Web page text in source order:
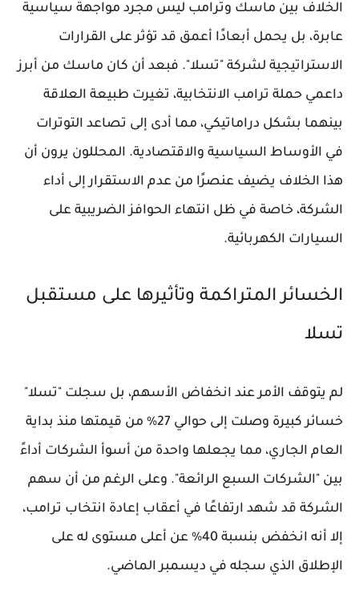
الخلاف بين ماسك وترامب ليس مجرد مواجهة سياسية
عابرة، بل يحمل أبعادًا أعمق قد تؤثر على القرارات
الاستراتيجية لشركة "تسلا". فبعد أن كان ماسك من أبرز
داعمي حملة ترامب الانتخابية، تغيرت طبيعة العلاقة
بينهما بشكل دراماتيكي، مما أدى إلى تصاعد التوترات
في الأوساط السياسية والاقتصادية. المحللون يرون أن
هذا الخلاف يضيف عنصرًا من عدم الاستقرار إلى أداء
الشركة، خاصة في ظل انتهاء الحوافز الضريبية على
السيارات الكهربائية.
الخسائر المتراكمة وتأثيرها على مستقبل
تسلا
لم يتوقف الأمر عند انخفاض الأسهم، بل سجلت "تسلا"
خسائر كبيرة وصلت إلى حوالي 27% من قيمتها منذ بداية
العام الجاري، مما يجعلها واحدة من أسوأ الشركات أداءً
بين "الشركات السبع الرائعة". وعلى الرغم من أن سهم
الشركة قد شهد ارتفاعًا في أعقاب إعادة انتخاب ترامب،
إلا أنه انخفض بنسبة 40% عن أعلى مستوى له على
الإطلاق الذي سجله في ديسمبر الماضي.